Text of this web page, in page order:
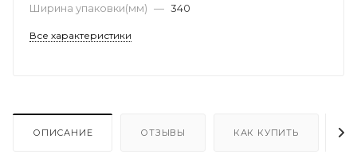
Ширина упаковки(мм) — 340
Все характеристики
ОПИСАНИЕ ОТЗЫВЫ КАК КУПИТЬ